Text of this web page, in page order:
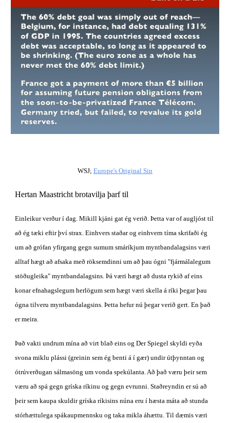
WSJ; Europe's Original Sin
Hertan Maastricht brotavilja þarf til
Einleikur verður í dag. Mikill kjáni gat ég verið. Þetta var of augljóst til
að ég tæki eftir því strax. Einhvers staðar og einhvern tíma skrifaði ég
um að grófan yfirgang gegn sumum smáríkjum myntbandalagsins væri
alltaf hægt að afsaka með röksemdinni um að þau ógni "fjármálalegum
stöðugleika" myntbandalagsins. Þá væri hægt að dusta rykið af eins
konar efnahagslegum herlögum sem hægt væri skella á ríki þegar þau
ógna tilveru myntbandalagsins. Þetta hefur nú þegar verið gert. En það
er meira.
Það vakti undrum mína að virt blað eins og Der Spiegel skyldi eyða
svona miklu plássi (greinin sem ég benti á í gær) undir útþynntan og
ótrúverðugan sálmasöng um vonda spekúlanta. Að það væru þeir sem
væru að spá gegn gríska ríkinu og gegn evrunni. Staðreyndin er sú að
þeir sem kaupa skuldir gríska ríkisins núna eru í hæsta máta að stunda
stórhættulega spákaupmennsku og taka mikla áhættu. Til dæmis væri